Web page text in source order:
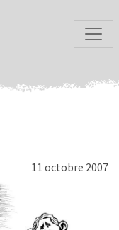
11 octobre 2007